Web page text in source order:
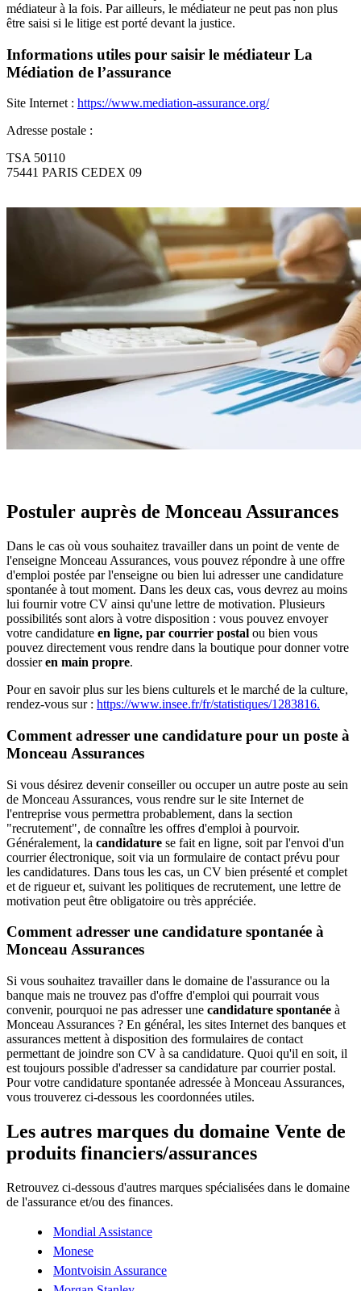
médiateur à la fois. Par ailleurs, le médiateur ne peut pas non plus
être saisi si le litige est porté devant la justice.
Informations utiles pour saisir le médiateur La
Médiation de l’assurance
Site Internet : https://www.mediation-assurance.org/
Adresse postale :
TSA 50110
75441 PARIS CEDEX 09
Postuler auprès de Monceau Assurances
Dans le cas où vous souhaitez travailler dans un point de vente de
l'enseigne Monceau Assurances, vous pouvez répondre à une offre
d'emploi postée par l'enseigne ou bien lui adresser une candidature
spontanée à tout moment. Dans les deux cas, vous devrez au moins
lui fournir votre CV ainsi qu'une lettre de motivation. Plusieurs
possibilités sont alors à votre disposition : vous pouvez envoyer
votre candidature en ligne, par courrier postal ou bien vous
pouvez directement vous rendre dans la boutique pour donner votre
dossieren main propre.
Pour en savoir plus sur les biens culturels et le marché de la culture,
rendez-vous sur : https://www.insee.fr/fr/statistiques/1283816.
Comment adresser une candidature pour un poste à
Monceau Assurances
Si vous désirez devenir conseiller ou occuper un autre poste au sein
de Monceau Assurances, vous rendre sur le site Internet de
l'entreprise vous permettra probablement, dans la section
"recrutement", de connaître les offres d'emploi à pourvoir.
Généralement, la candidature se fait en ligne, soit par l'envoi d'un
courrier électronique, soit via un formulaire de contact prévu pour
les candidatures. Dans tous les cas, un CV bien présenté et complet
et de rigueur et, suivant les politiques de recrutement, une lettre de
motivation peut être obligatoire ou très appréciée.
Comment adresser une candidature spontanée à
Monceau Assurances
Si vous souhaitez travailler dans le domaine de l'assurance ou la
banque mais ne trouvez pas d'offre d'emploi qui pourrait vous
convenir, pourquoi ne pas adresser une candidature spontanée à
Monceau Assurances ? En général, les sites Internet des banques et
assurances mettent à disposition des formulaires de contact
permettant de joindre son CV à sa candidature. Quoi qu'il en soit, il
est toujours possible d'adresser sa candidature par courrier postal.
Pour votre candidature spontanée adressée à Monceau Assurances,
vous trouverez ci-dessous les coordonnées utiles.
Les autres marques du domaine Vente de
produits financiers/assurances
Retrouvez ci-dessous d'autres marques spécialisées dans le domaine
de l'assurance et/ou des finances.
Mondial Assistance
Monese
Montvoisin Assurance